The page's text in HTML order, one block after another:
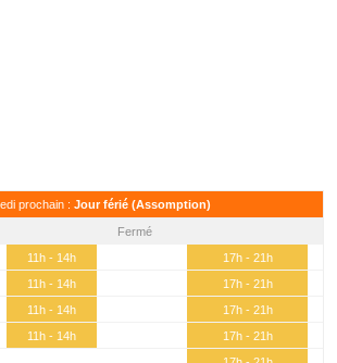
prochain : Jour férié (Assomption)
Fermé
11h - 14h
17h - 21h
11h - 14h
17h - 21h
11h - 14h
17h - 21h
11h - 14h
17h - 21h